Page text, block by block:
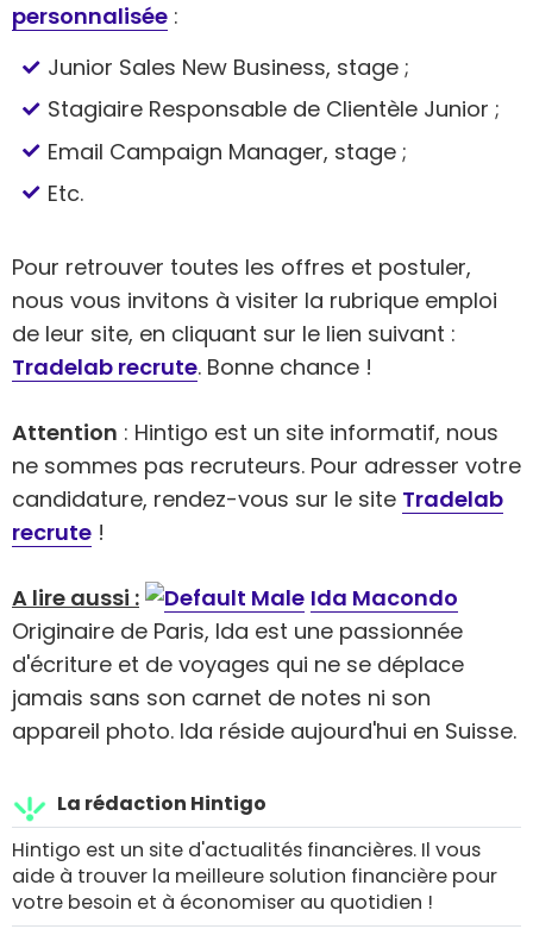
personnalisée :
Junior Sales New Business, stage ;
Stagiaire Responsable de Clientèle Junior ;
Email Campaign Manager, stage ;
Etc.
Pour retrouver toutes les offres et postuler,
nous vous invitons à visiter la rubrique emploi
de leur site, en cliquant sur le lien suivant :
Tradelab recrute. Bonne chance !
Attention : Hintigo est un site informatif, nous
ne sommes pas recruteurs. Pour adresser votre
candidature, rendez-vous sur le site Tradelab
recrute !
A lire aussi :
Ida Macondo
Originaire de Paris, Ida est une passionnée
d'écriture et de voyages qui ne se déplace
jamais sans son carnet de notes ni son
appareil photo. Ida réside aujourd'hui en Suisse.
La rédaction Hintigo
Hintigo est un site d'actualités financières. Il vous
aide à trouver la meilleure solution financière pour
votre besoin et à économiser au quotidien !